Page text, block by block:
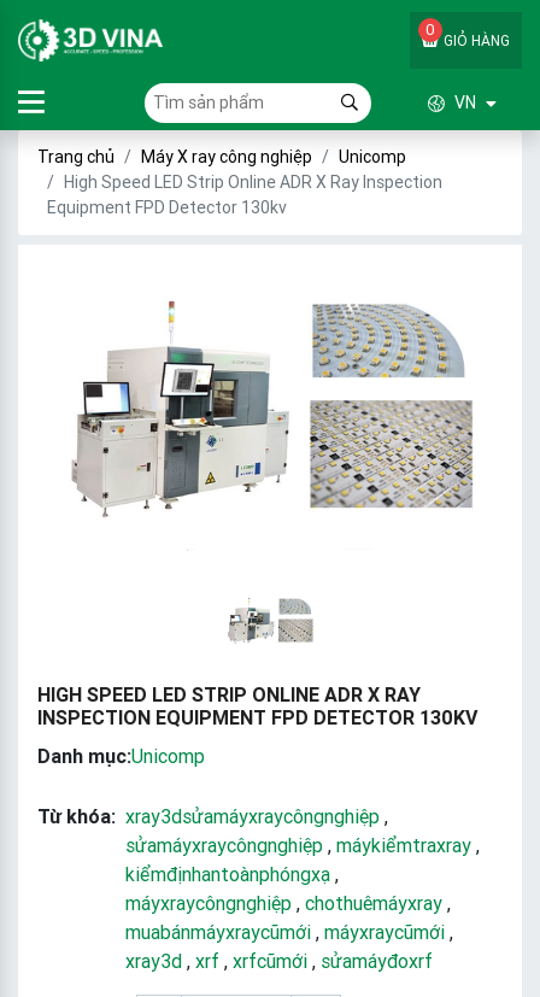
GIỎ HÀNG
0
VN
Trang chủ Máy X ray công nghiệp
Unicomp
High Speed LED Strip Online ADR X Ray Inspection
Equipment FPD Detector 130kv
HIGH SPEED LED STRIP ONLINE ADR X RAY
INSPECTION EQUIPMENT FPD DETECTOR 130KV
Danh mục:Unicomp
Từ khóa: xray3dsửamáyxraycôngnghiệp ,
sửamáyxraycôngnghiệp , máykiểmtraxray ,
kiểmđịnhantoànphóngxạ ,
máyxraycôngnghiệp , chothuêmáyxray ,
muabánmáyxraycũmới , máyxraycũmới ,
xray3d , xrf , xrfcũmới , sửamáyđoxrf